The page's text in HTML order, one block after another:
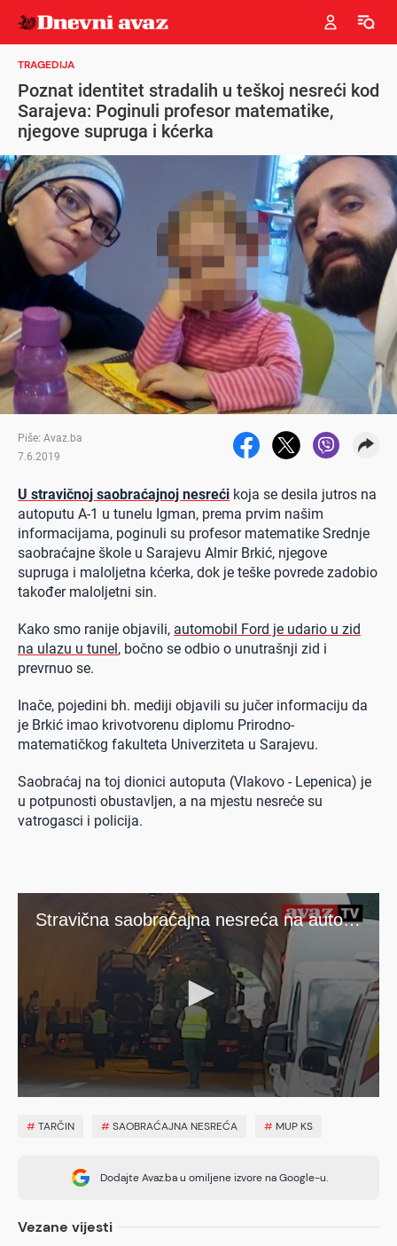
TRAGEDIJA
Poznat identitet stradalih u teškoj nesreći kod
Sarajeva: Poginuli profesor matematike,
njegove supruga i kćerka
Piše: Avaz.ba
7.6.2019
U stravičnoj saobraćajnoj nesreći koja se desila jutros na
autoputu A-1 u tunelu Igman, prema prvim našim
informacijama, poginuli su profesor matematike Srednje
saobraćajne škole u Sarajevu Almir Brkić, njegove
supruga i maloljetna kćerka, dok je teške povrede zadobio
također maloljetni sin.
Kako smo ranije objavili, automobil Ford je udario u zid
na ulazu u tunel , bočno se odbio o unutrašnji zid i
prevrnuo se.
Inače, pojedini bh. mediji objavili su jučer informaciju da
je Brkić imao krivotvorenu diplomu Prirodno-
matematičkog fakulteta Univerziteta u Sarajevu.
Saobraćaj na toj dionici autoputa (Vlakovo - Lepenica) je
u potpunosti obustavljen, a na mjestu nesreće su
vatrogasci i policija.
#TARČIN #SAOBRAĆAJNA NESREĆA # MUP KS
Dodajte Avaz.ba u omiljene izvore na Google-u.
Vezane vijesti